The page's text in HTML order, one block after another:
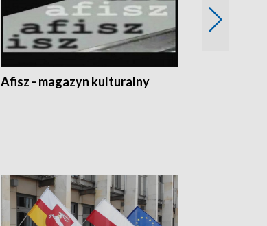
Afisz - magazyn kulturalny